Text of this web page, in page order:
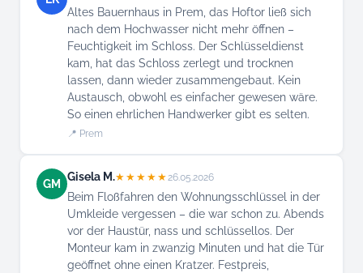
Altes Bauernhaus in Prem, das Hoftor ließ sich
nach dem Hochwasser nicht mehr öffnen –
Feuchtigkeit im Schloss. Der Schlüsseldienst
kam, hat das Schloss zerlegt und trocknen
lassen, dann wieder zusammengebaut. Kein
Austausch, obwohl es einfacher gewesen wäre.
So einen ehrlichen Handwerker gibt es selten.
📍 Prem
GM
Gisela M.★★★★★26.05.2026
Beim Floßfahren den Wohnungsschlüssel in der
Umkleide vergessen – die war schon zu. Abends
vor der Haustür, nass und schlüssellos. Der
Monteur kam in zwanzig Minuten und hat die Tür
geöffnet ohne einen Kratzer. Festpreis,